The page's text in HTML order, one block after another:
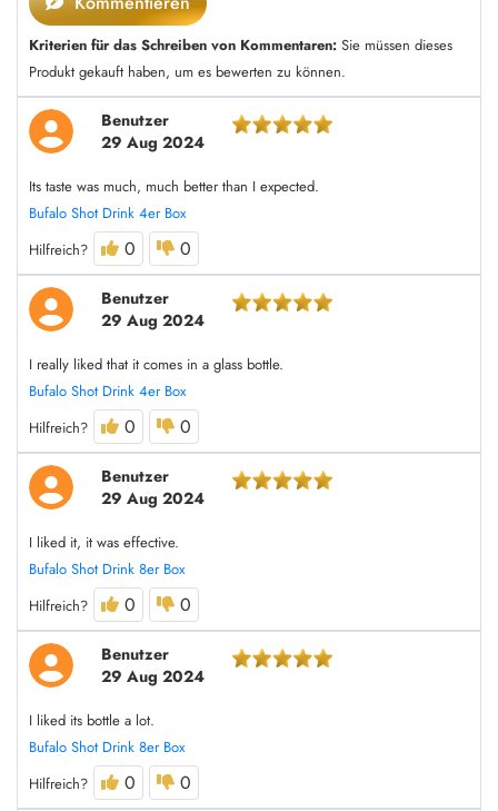
Kriterien für das Schreiben von Kommentaren: Sie müssen dieses
Produkt gekauft haben, um es bewerten zu können.
Benutzer
29 Aug 2024
Its taste was much, much better than I expected.
Bufalo Shot Drink 4er Box
Hilfreich?
0 0
Benutzer
29 Aug 2024
I really liked that it comes in a glass bottle.
Bufalo Shot Drink 4er Box
Hilfreich?
0 0
Benutzer
29 Aug 2024
I liked it, it was effective.
Bufalo Shot Drink 8er Box
Hilfreich?
0 0
Benutzer
29 Aug 2024
I liked its bottle a lot.
Bufalo Shot Drink 8er Box
Hilfreich?
0 0